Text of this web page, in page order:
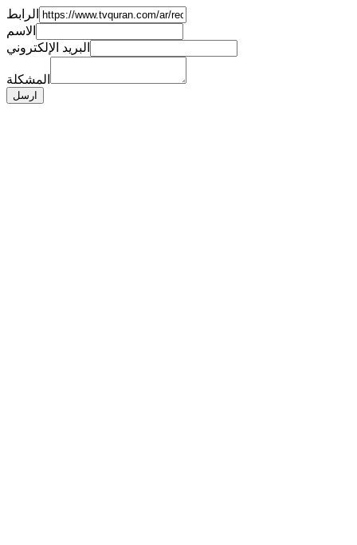
الرابط
الاسم
البريد الإلكتروني
المشكلة
ارسل